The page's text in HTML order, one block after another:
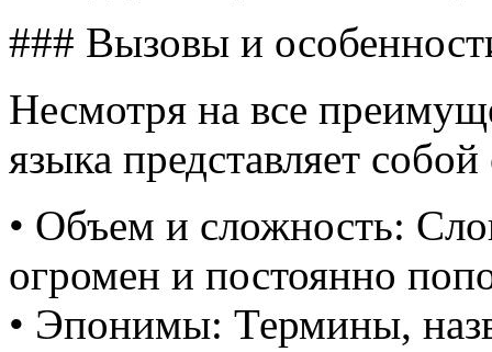
### Вызовы и
Несмотря на все
языка представляет
• Объем и сложность:
огромен и постоянно
• Эпонимы: Термины,